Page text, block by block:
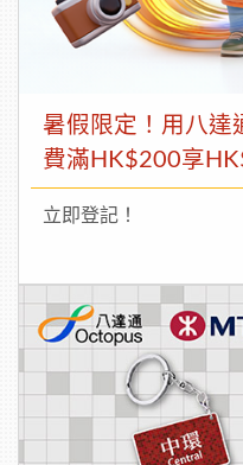
暑假限定！用八達
費滿HK$200享
立即登記！